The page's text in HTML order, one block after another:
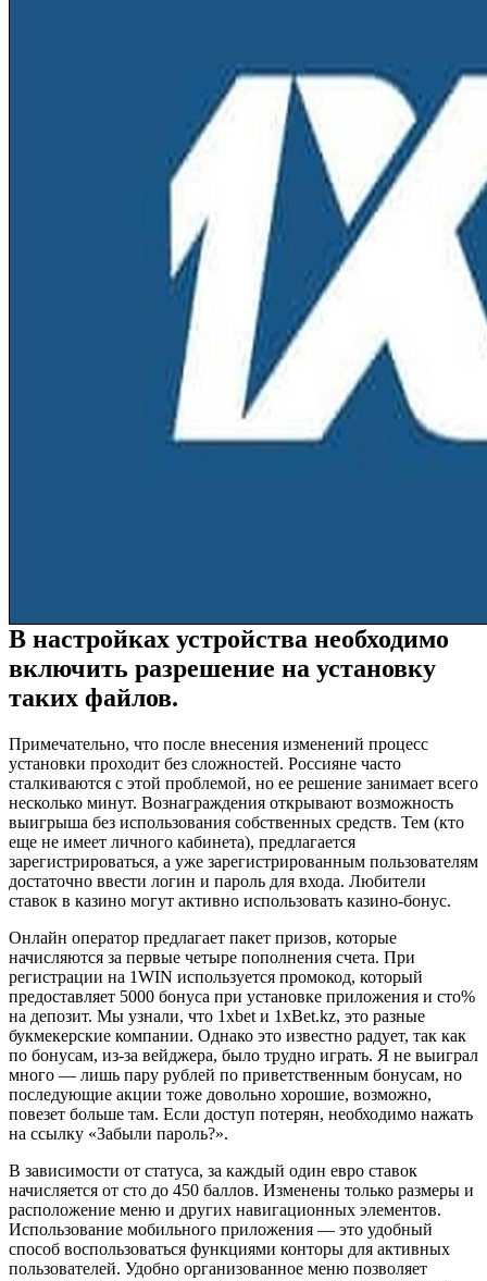
В настройках устройства необходимо
включить разрешение на установку
таких файлов.
Примечательно, что после внесения изменений процесс
установки проходит без сложностей. Россияне часто
сталкиваются с этой проблемой, но ее решение занимает всего
несколько минут. Вознаграждения открывают возможность
выигрыша без использования собственных средств. Тем (кто
еще не имеет личного кабинета), предлагается
зарегистрироваться, а уже зарегистрированным пользователям
достаточно ввести логин и пароль для входа. Любители
ставок в казино могут активно использовать казино-бонус.
Онлайн оператор предлагает пакет призов, которые
начисляются за первые четыре пополнения счета. При
регистрации на 1WIN используется промокод, который
предоставляет 5000 бонуса при установке приложения и сто%
на депозит. Мы узнали, что 1xbet и 1xBet.kz, это разные
букмекерские компании. Однако это известно радует, так как
по бонусам, из-за вейджера, было трудно играть. Я не выиграл
много — лишь пару рублей по приветственным бонусам, но
последующие акции тоже довольно хорошие, возможно,
повезет больше там. Если доступ потерян, необходимо нажать
на ссылку «Забыли пароль?».
В зависимости от статуса, за каждый один евро ставок
начисляется от сто до 450 баллов. Изменены только размеры и
расположение меню и других навигационных элементов.
Использование мобильного приложения — это удобный
способ воспользоваться функциями конторы для активных
пользователей. Удобно организованное меню позволяет